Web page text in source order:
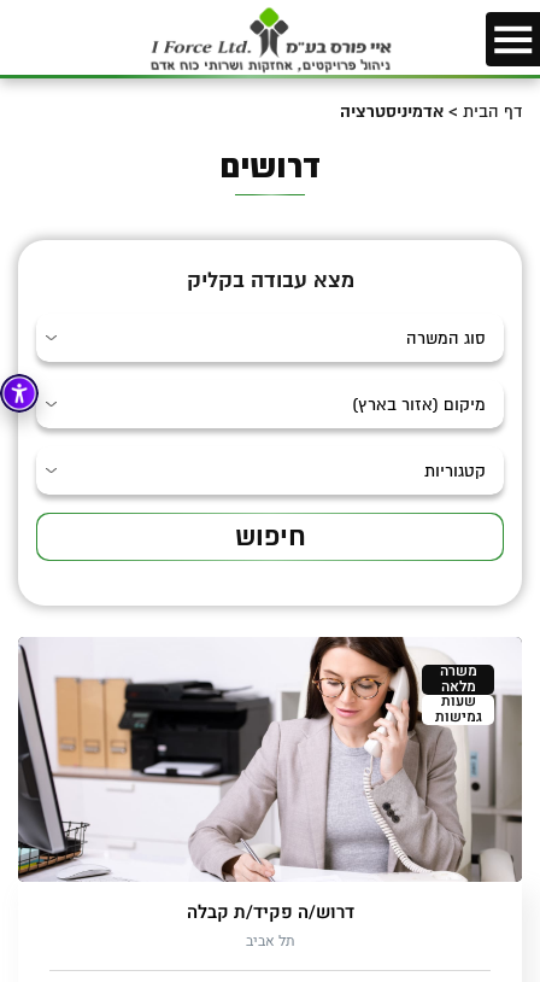
דף הבית > אדמיניסטרציה
דרושים
מצא עבודה בקליק
חיפוש
משרה
מלאה
שעות
גמישות
דרוש/ה פקיד/ת קבלה
תל אביב